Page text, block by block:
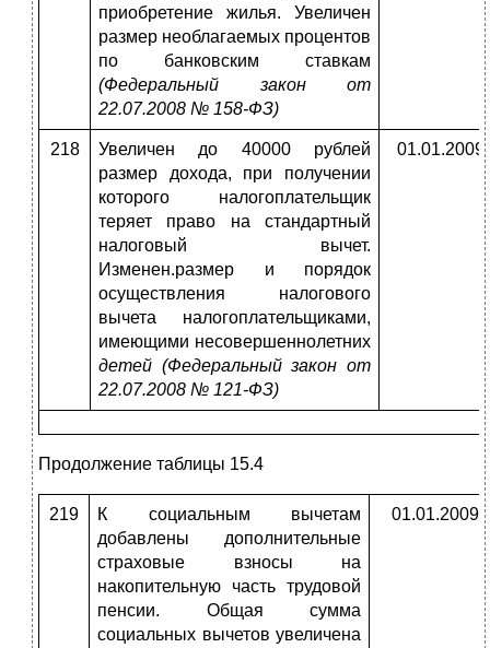
приобретение жилья. Увеличен
размер необлагаемых процентов
по бан­ковским ставкам
(Федеральный закон от
22.07.2008 № 158-ФЗ)
218
Увеличен до 40000 рублей
размер дохода, при получении
которого налогоплательщик
теряет право на стандартный
налоговый вычет.
Изменен.размер и порядок
осуществ­ления налогового
вычета налогоплательщиками,
имеющи­ми несовершеннолетних
детей (Федеральный закон от
22.07.2008 № 121-ФЗ)
01.01.2009
Продолжение таблицы 15.4
219
К социальным вычетам
добавлены дополнительные
стра­ховые взносы на
накопительную часть трудовой
пенсии. Общая сумма
социальных вычетов увеличена
01.01.2009